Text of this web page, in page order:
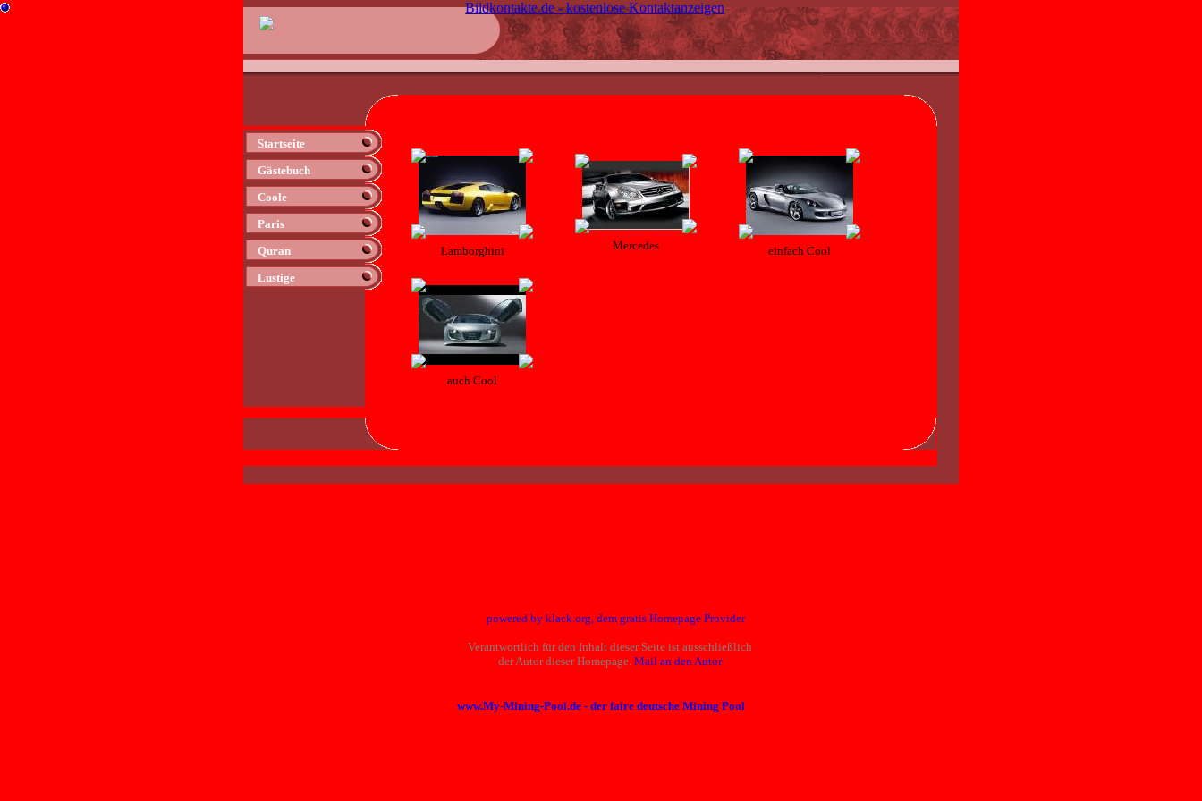
Startseite
Gästebuch
Coole
Paris
Quran
Lustige
Lamborghini Mercedes einfach Cool
auch Cool
Bildkontakte.de - kostenlose Kontaktanzeigen
powered by klack.org, dem gratis Homepage Provider
Verantwortlich für den Inhalt dieser Seite ist ausschließlich
der Autor dieser Homepage. Mail an den Autor
www.My-Mining-Pool.de - der faire deutsche Mining Pool